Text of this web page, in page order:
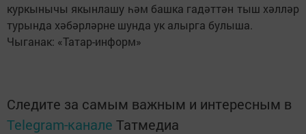
куркынычы якынлашу һәм башка гадәттән тыш хәлләр
турында хәбәрләрне шунда ук алырга булыша.
Чыганак: «Татар-информ»
Следите за самым важным и интересным в
Telegram-канале Татмедиа